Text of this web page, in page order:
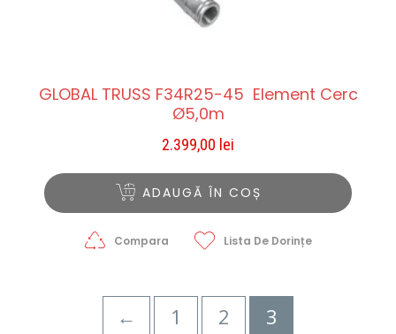
GLOBAL TRUSS F34R25-45 Element Cerc
Ø5,0m
2.399,00 lei
ADAUGĂ ÎN COȘ
Compara Lista De Dorințe
← 1 2 3